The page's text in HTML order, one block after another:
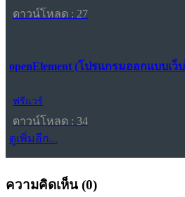
ดาวน์โหลด : 27
openElement (โปรแกรมออกแบบเ
ฟรีแวร์
ดาวน์โหลด : 34
ดูเพิ่มอีก...
ความคิดเห็น (0)